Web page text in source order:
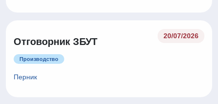
Отговорник ЗБУТ
20/07/2026
Производство
Перник